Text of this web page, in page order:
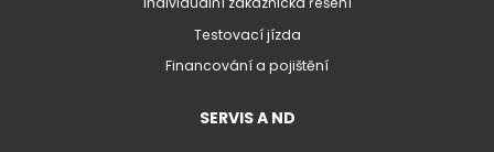
Testovací jízda
Financování a pojištění
SERVIS A ND